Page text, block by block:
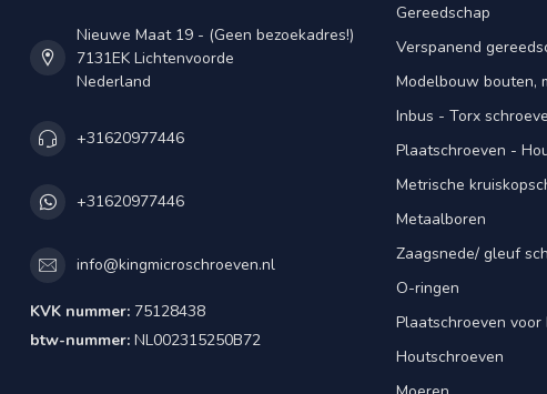
Nieuwe Maat 19 - (Geen bezoekadres!)
7131EK Lichtenvoorde
Nederland
+31620977446
+31620977446
info@kingmicroschroeven.nl
KVK nummer: 75128438
btw-nummer: NL002315250B72
Gereedschap
Verspanend
Modelbouw bouten,
Inbus - Torx
Plaatschroeven -
Metrische
Metaalboren
Zaagsnede/ gleuf
O-ringen
Plaatschroeven
Houtschroeven